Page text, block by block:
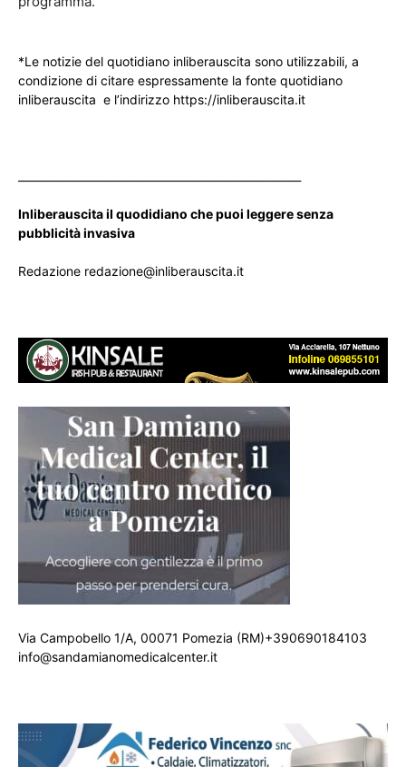
*Le notizie del quotidiano inliberauscita sono utilizzabili, a
condizione di citare espressamente la fonte quotidiano
inliberauscita e l’indirizzo https://inliberauscita.it
Inliberauscita il quodidiano che puoi leggere senza
pubblicità invasiva
Redazione redazione@inliberauscita.it
Via Campobello 1/A, 00071 Pomezia (RM)+390690184103
info@sandamianomedicalcenter.it